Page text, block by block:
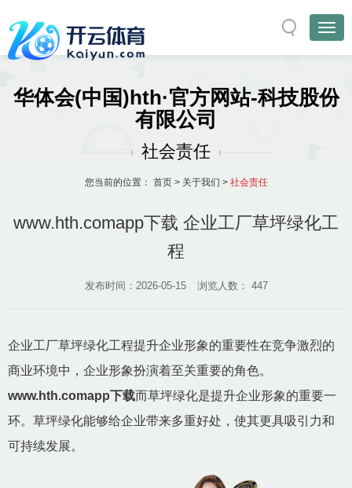
华体会(中国)hth·官方网站-科技股份
有限公司
社会责任
您当前的位置： 首页> 关于我们 > 社会责任
www.hth.comapp下载 企业工厂草坪绿化工
程
发布时间：2026-05-15 浏览人数： 447
企业工厂草坪绿化工程提升企业形象的重要性在竞争激烈的
商业环境中，企业形象扮演着至关重要的角色。
www.hth.comapp下载而草坪绿化是提升企业形象的重要一
环。草坪绿化能够给企业带来多重好处，使其更具吸引力和
可持续发展。